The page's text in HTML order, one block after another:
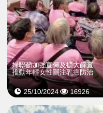
婦聯籲加強宣傳及擴大篩查
推動年輕女性關注乳癌防治
25/10/2024 16926